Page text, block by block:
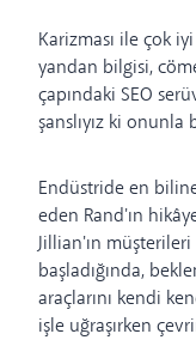
Karizması ile çok
yandan bilgisi,
çapındaki SEO
şanslıyız ki
Endüstride en
eden Rand'ın
Jillian'ın
başladığında,
araçlarını kendi
işle uğraşırken